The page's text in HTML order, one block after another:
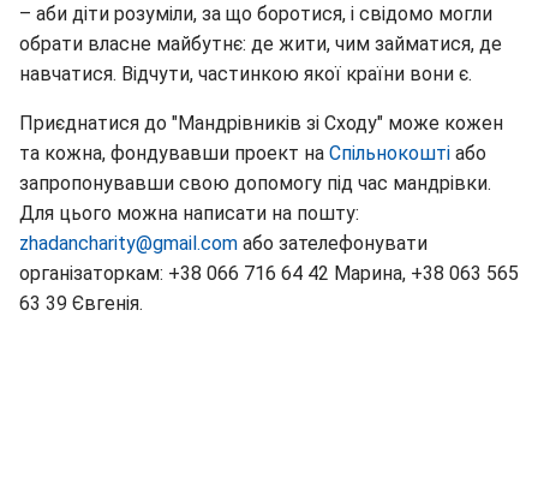
– аби діти розуміли, за що боротися, і свідомо могли
обрати власне майбутнє: де жити, чим займатися, де
навчатися. Відчути, частинкою якої країни вони є.
Приєднатися до "Мандрівників зі Сходу" може кожен
та кожна, фондувавши проект на Спільнокошті або
запропонувавши свою допомогу під час мандрівки.
Для цього можна написати на пошту:
zhadancharity@gmail.com або зателефонувати
організаторкам: +38 066 716 64 42 Марина, +38 063 565
63 39 Євгенія.